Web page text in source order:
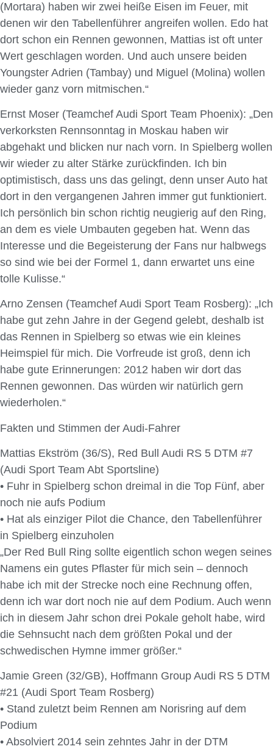
(Mortara) haben wir zwei heiße Eisen im Feuer, mit
denen wir den Tabellenführer angreifen wollen. Edo hat
dort schon ein Rennen gewonnen, Mattias ist oft unter
Wert geschlagen worden. Und auch unsere beiden
Youngster Adrien (Tambay) und Miguel (Molina) wollen
wieder ganz vorn mitmischen.“
Ernst Moser (Teamchef Audi Sport Team Phoenix): „Den
verkorksten Rennsonntag in Moskau haben wir
abgehakt und blicken nur nach vorn. In Spielberg wollen
wir wieder zu alter Stärke zurückfinden. Ich bin
optimistisch, dass uns das gelingt, denn unser Auto hat
dort in den vergangenen Jahren immer gut funktioniert.
Ich persönlich bin schon richtig neugierig auf den Ring,
an dem es viele Umbauten gegeben hat. Wenn das
Interesse und die Begeisterung der Fans nur halbwegs
so sind wie bei der Formel 1, dann erwartet uns eine
tolle Kulisse.“
Arno Zensen (Teamchef Audi Sport Team Rosberg): „Ich
habe gut zehn Jahre in der Gegend gelebt, deshalb ist
das Rennen in Spielberg so etwas wie ein kleines
Heimspiel für mich. Die Vorfreude ist groß, denn ich
habe gute Erinnerungen: 2012 haben wir dort das
Rennen gewonnen. Das würden wir natürlich gern
wiederholen.“
Fakten und Stimmen der Audi-Fahrer
Mattias Ekström (36/S), Red Bull Audi RS 5 DTM #7
(Audi Sport Team Abt Sportsline)
• Fuhr in Spielberg schon dreimal in die Top Fünf, aber
noch nie aufs Podium
• Hat als einziger Pilot die Chance, den Tabellenführer
in Spielberg einzuholen
„Der Red Bull Ring sollte eigentlich schon wegen seines
Namens ein gutes Pflaster für mich sein – dennoch
habe ich mit der Strecke noch eine Rechnung offen,
denn ich war dort noch nie auf dem Podium. Auch wenn
ich in diesem Jahr schon drei Pokale geholt habe, wird
die Sehnsucht nach dem größten Pokal und der
schwedischen Hymne immer größer.“
Jamie Green (32/GB), Hoffmann Group Audi RS 5 DTM
#21 (Audi Sport Team Rosberg)
• Stand zuletzt beim Rennen am Norisring auf dem
Podium
• Absolviert 2014 sein zehntes Jahr in der DTM